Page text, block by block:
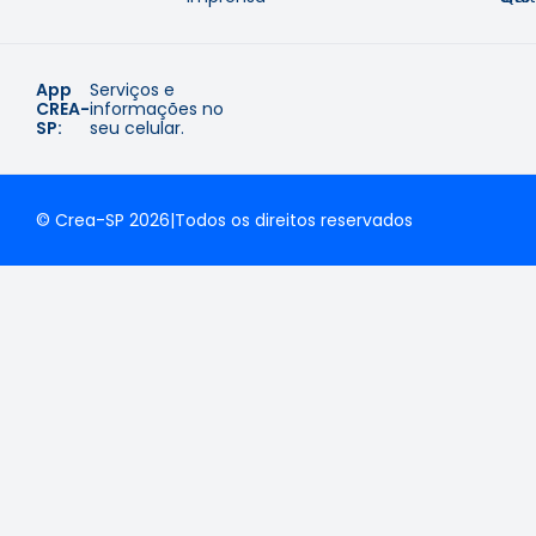
App
CREA-
SP:
Serviços e
informações no
seu celular.
© Crea-SP 2026|Todos os direitos reservados